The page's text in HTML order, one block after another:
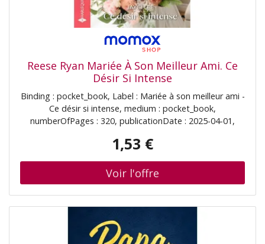
Reese Ryan Mariée À Son Meilleur Ami. Ce
Désir Si Intense
Binding : pocket_book, Label : Mariée à son meilleur ami -
Ce désir si intense, medium : pocket_book,
numberOfPages : 320, publicationDate : 2025-04-01,
2280513358
1,53 €